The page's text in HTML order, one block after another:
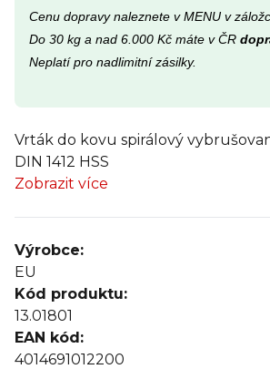
Cenu dopravy naleznete v MENU v
Do 30 kg a nad 6.000 Kč máte v ČR
Neplatí pro nadlimitní zásilky.
Vrták do kovu spirálový
DIN 1412 HSS
Zobrazit více
Výrobce:
EU
Kód produktu:
13.01801
EAN kód:
4014691012200